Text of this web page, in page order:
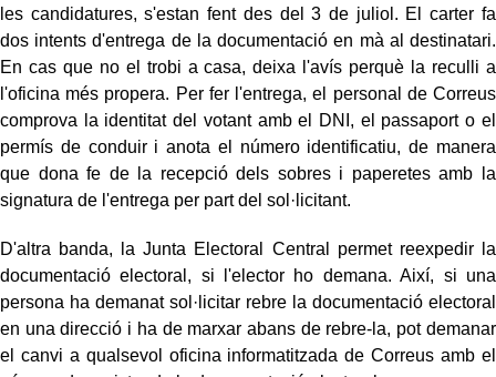
les candidatures, s'estan fent des del 3 de juliol. El carter fa
dos intents d'entrega de la documentació en mà al destinatari.
En cas que no el trobi a casa, deixa l'avís perquè la reculli a
l'oficina més propera. Per fer l'entrega, el personal de Correus
comprova la identitat del votant amb el DNI, el passaport o el
permís de conduir i anota el número identificatiu, de manera
que dona fe de la recepció dels sobres i paperetes amb la
signatura de l'entrega per part del sol·licitant.
D'altra banda, la Junta Electoral Central permet reexpedir la
documentació electoral, si l'elector ho demana. Així, si una
persona ha demanat sol·licitar rebre la documentació electoral
en una direcció i ha de marxar abans de rebre-la, pot demanar
el canvi a qualsevol oficina informatitzada de Correus amb el